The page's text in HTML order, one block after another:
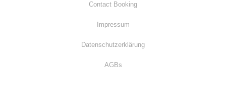
Contact Booking
Impressum
Datenschutzerklärung
AGBs